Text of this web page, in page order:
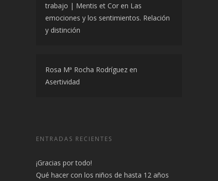
trabajo | Mentis et Cor en Las
emociones y los sentimientos. Relación
y distinción
Rosa Mª Rocha Rodríguez en
Asertividad
ENTRADAS RECIENTES
¡Gracias por todo!
Qué hacer con los niños de hasta 12 años